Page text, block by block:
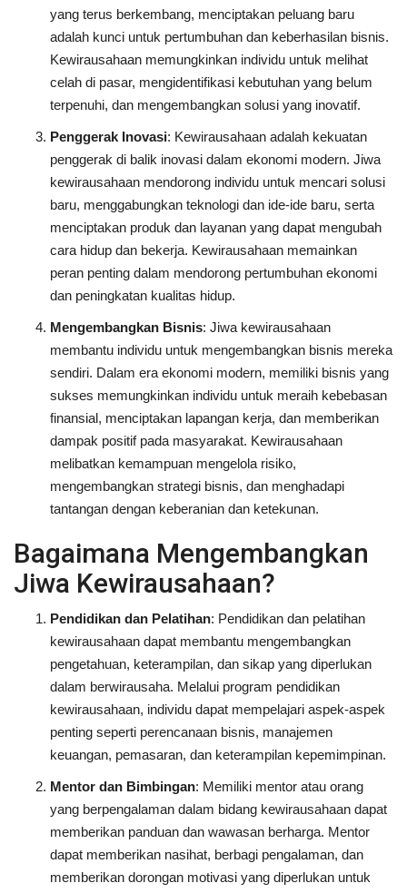
yang terus berkembang, menciptakan peluang baru
adalah kunci untuk pertumbuhan dan keberhasilan bisnis.
Kewirausahaan memungkinkan individu untuk melihat
celah di pasar, mengidentifikasi kebutuhan yang belum
terpenuhi, dan mengembangkan solusi yang inovatif.
Penggerak Inovasi: Kewirausahaan adalah kekuatan
penggerak di balik inovasi dalam ekonomi modern. Jiwa
kewirausahaan mendorong individu untuk mencari solusi
baru, menggabungkan teknologi dan ide-ide baru, serta
menciptakan produk dan layanan yang dapat mengubah
cara hidup dan bekerja. Kewirausahaan memainkan
peran penting dalam mendorong pertumbuhan ekonomi
dan peningkatan kualitas hidup.
Mengembangkan Bisnis: Jiwa kewirausahaan
membantu individu untuk mengembangkan bisnis mereka
sendiri. Dalam era ekonomi modern, memiliki bisnis yang
sukses memungkinkan individu untuk meraih kebebasan
finansial, menciptakan lapangan kerja, dan memberikan
dampak positif pada masyarakat. Kewirausahaan
melibatkan kemampuan mengelola risiko,
mengembangkan strategi bisnis, dan menghadapi
tantangan dengan keberanian dan ketekunan.
Bagaimana Mengembangkan
Jiwa Kewirausahaan?
Pendidikan dan Pelatihan: Pendidikan dan pelatihan
kewirausahaan dapat membantu mengembangkan
pengetahuan, keterampilan, dan sikap yang diperlukan
dalam berwirausaha. Melalui program pendidikan
kewirausahaan, individu dapat mempelajari aspek-aspek
penting seperti perencanaan bisnis, manajemen
keuangan, pemasaran, dan keterampilan kepemimpinan.
Mentor dan Bimbingan: Memiliki mentor atau orang
yang berpengalaman dalam bidang kewirausahaan dapat
memberikan panduan dan wawasan berharga. Mentor
dapat memberikan nasihat, berbagi pengalaman, dan
memberikan dorongan motivasi yang diperlukan untuk